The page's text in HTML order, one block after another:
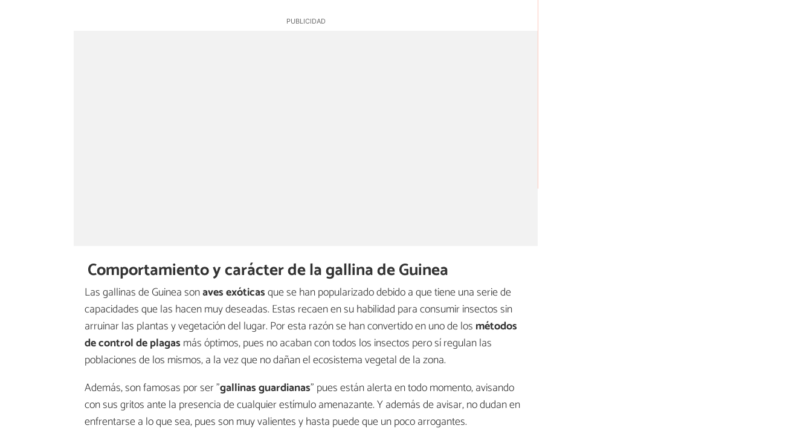
Comportamiento y carácter de la gallina de Guinea
Las gallinas de Guinea sonaves exóticasque se han popularizado debido a que tiene una serie de
capacidades que las hacen muy deseadas. Estas recaen en su habilidad para consumir insectos sin
arruinar las plantas y vegetación del lugar. Por esta razón se han convertido en uno de los métodos
de control de plagas más óptimos, pues no acaban con todos los insectos pero sí regulan las
poblaciones de los mismos, a la vez que no dañan el ecosistema vegetal de la zona.
Además, son famosas por ser "gallinas guardianas" pues están alerta en todo momento, avisando
con sus gritos ante la presencia de cualquier estímulo amenazante. Y además de avisar, no dudan en
enfrentarse a lo que sea, pues son muy valientes y hasta puede que un poco arrogantes.